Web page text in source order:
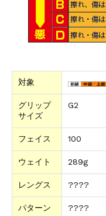
対象
グリップ
サイズ
G2
フェイス 100
ウェイト 289g
レングス ????
パターン ????